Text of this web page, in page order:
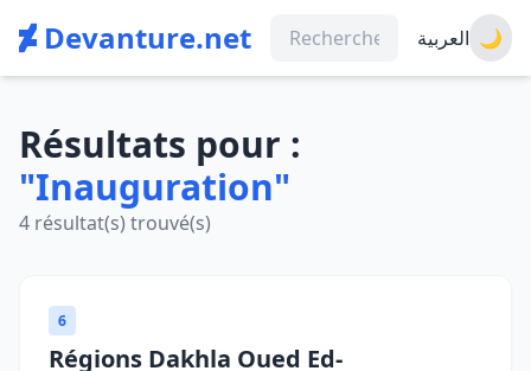
Devanture.net العربية 🌙
Résultats pour :
"Inauguration"
4 résultat(s) trouvé(s)
6
Régions Dakhla Oued Ed-